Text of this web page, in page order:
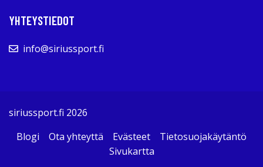
YHTEYSTIEDOT
info@siriussport.fi
siriussport.fi 2026
Blogi
Ota yhteyttä Evästeet
Tietosuojakäytäntö
Sivukartta